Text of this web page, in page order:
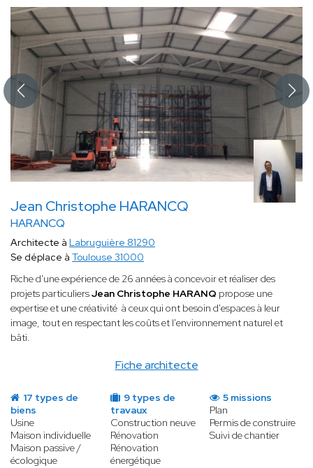
Jean Christophe HARANCQ
HARANCQ
Fiche architecte
Architecte à Labruguière 81290
Se déplace à Toulouse 31000
Riche d'une expérience de 26 années à concevoir et réaliser des
projets particuliersJean Christophe HARANQ propose une
expertise et une créativité à ceux qui ont besoin d'espaces à leur
image, tout en respectant les coûts et l'environnement naturel et
bâti.
17 types de
biens
Usine
Maison individuelle
Maison passive /
écologique
9 types de
travaux
Construction neuve
Rénovation
Rénovation
énergétique
5 missions
Plan
Permis de construire
Suivi de chantier